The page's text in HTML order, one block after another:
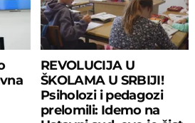
REVOLUCIJA U
ŠKOLAMA U SRBIJI!
Psiholozi i pedagozi
prelomili: Idemo na